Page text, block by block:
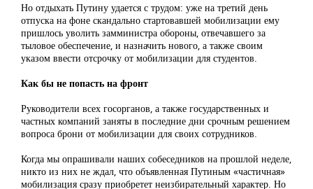
Но отдыхать Путину удается с трудом: уже на третий день
отпуска на фоне скандально стартовавшей мобилизации ему
пришлось уволить замминистра обороны, отвечавшего за
тыловое обеспечение, и назначить нового, а также своим
указом ввести отсрочку от мобилизации для студентов.
Как бы не попасть на фронт
Руководители всех госорганов, а также государственных и
частных компаний заняты в последние дни срочным решением
вопроса брони от мобилизации для своих сотрудников.
Когда мы опрашивали наших собеседников на прошлой неделе,
никто из них не ждал, что объявленная Путиным «частичная»
мобилизация сразу приобретет неизбирательный характер. Но